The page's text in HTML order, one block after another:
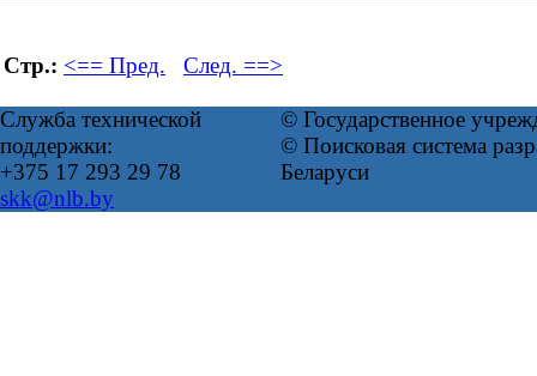
Стр.: <== Пред. След. ==>
Служба технической
поддержки:
+375 17 293 29 78
skk@nlb.by
© Государственное
© Поисковая система
Беларуси